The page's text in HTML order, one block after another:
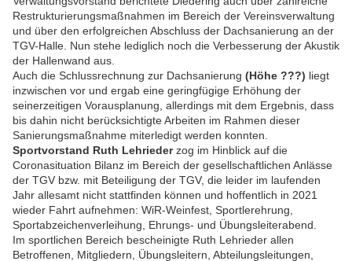
Restrukturierungsmaßnahmen im Bereich der Vereinsverwaltung
und über den erfolgreichen Abschluss der Dachsanierung an der
TGV-Halle. Nun stehe lediglich noch die Verbesserung der Akustik
der Hallenwand aus.
Auch die Schlussrechnung zur Dachsanierung (Höhe ???) liegt
inzwischen vor und ergab eine geringfügige Erhöhung der
seinerzeitigen Vorausplanung, allerdings mit dem Ergebnis, dass
bis dahin nicht berücksichtigte Arbeiten im Rahmen dieser
Sanierungsmaßnahme miterledigt werden konnten.
Sportvorstand Ruth Lehriederzog im Hinblick auf die
Coronasituation Bilanz im Bereich der gesellschaftlichen Anlässe
der TGV bzw. mit Beteiligung der TGV, die leider im laufenden
Jahr allesamt nicht stattfinden können und hoffentlich in 2021
wieder Fahrt aufnehmen: WiR-Weinfest, Sportlerehrung,
Sportabzeichenverleihung, Ehrungs- und Übungsleiterabend.
Im sportlichen Bereich bescheinigte Ruth Lehrieder allen
Betroffenen, Mitgliedern, Übungsleitern, Abteilungsleitungen,